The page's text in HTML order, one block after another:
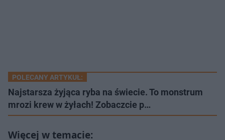
POLECANY ARTYKUŁ:
Najstarsza żyjąca ryba na świecie. To monstrum
mrozi krew w żyłach! Zobaczcie p…